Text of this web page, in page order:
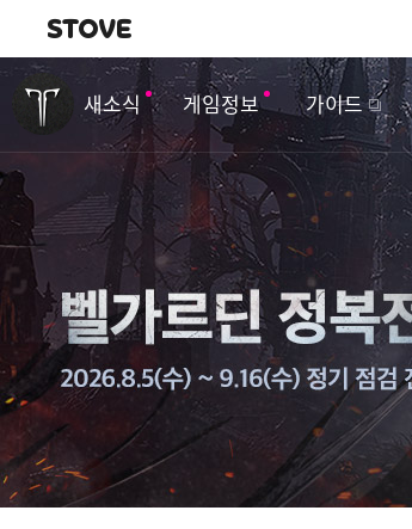
내비게이션
새소식 게임정보 가이드
이
&
업
데
이
트